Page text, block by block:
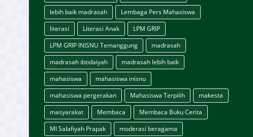
lebih baik madrasah
Lembaga Pers Mahasiswa
literasi
Literasi Anak
LPM GRIP
LPM GRIP INISNU Temanggung
madrasah
madrasah ibtidaiyah
madrasah lebih baik
mahasiswa
mahasiswa inisnu
mahasiswa pergerakan
Mahasiswa Terpilih
makesta
masyarakat
Membaca
Membaca Buku Cerita
MI Salafiyah Prapak
moderasi beragama